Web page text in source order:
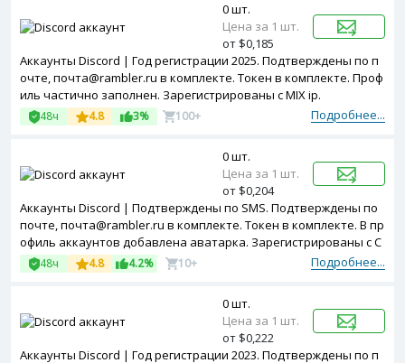
Аккаунты Discord | Год регистрации 2025. Подтверждены по п
очте, почта@rambler.ru в комплекте. Токен в комплекте. Проф
иль частично заполнен. Зарегистрированы с MIX ip.
Подробнее...
48ч 4.8 3% 100+
0 шт.
Цена за 1 шт.
от $0,185
Аккаунты Discord | Подтверждены по SMS. Подтверждены по
почте, почта@rambler.ru в комплекте. Токен в комплекте. В пр
офиль аккаунтов добавлена аватарка. Зарегистрированы с C
olombia ip.
Подробнее...
48ч 4.8 4.2% 10+
0 шт.
Цена за 1 шт.
от $0,204
Аккаунты Discord | Год регистрации 2023. Подтверждены по п
0 шт.
Цена за 1 шт.
от $0,222